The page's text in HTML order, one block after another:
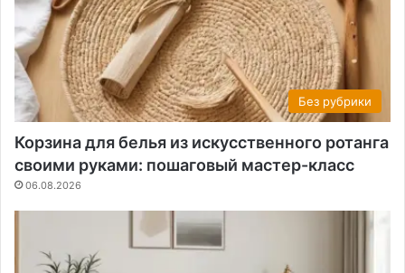
Без рубрики
Корзина для белья из искусственного ротанга
своими руками: пошаговый мастер-класс
06.08.2026